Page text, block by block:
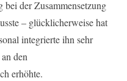
bei der Zusammensetzung
– glücklicherweise hat
integrierte ihn sehr
den
erhöhte.